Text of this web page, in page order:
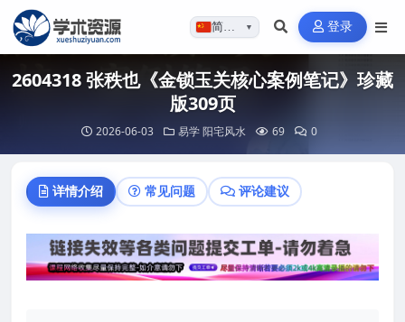
简体…▼ 登录
2604318 张秩也《金锁玉关核心案例笔记》珍藏
版309页
2026-06-03 易学 阳宅风水 69 0
详情介绍 常见问题 评论建议